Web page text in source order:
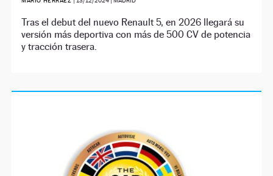
Tras el debut del nuevo Renault 5, en 2026 llegará su
versión más deportiva con más de 500 CV de potencia
y tracción trasera.